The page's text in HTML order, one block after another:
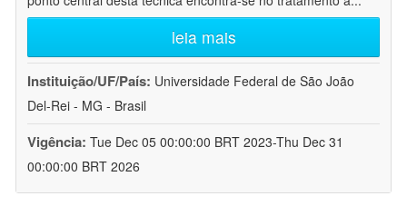
leia mais
Instituição/UF/País: Universidade Federal de São João
Del-Rei - MG - Brasil
Vigência: Tue Dec 05 00:00:00 BRT 2023-Thu Dec 31
00:00:00 BRT 2026